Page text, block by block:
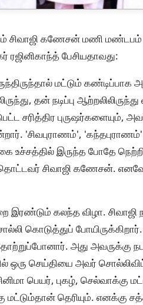
சிவாஜி கணேசன் மணி மண்டபம்
ரஜினிகாந்த் பேசியதாவது:
மட்டும்
தன் நடிப்பு
சரித்திர புருஷர்களையும்,
'சிவபுராணம்',
உச்சத்தில் இருந்த போதே
சிவாஜி கணேசன்.
இரண்டும் கலந்த விழா. சிவாஜி
கொடுத்துப்
அது அவருக்கு
செய்தியை அவர்
பெயர், புகழ், செல்வாக்கு
தெரியும். எனக்கு